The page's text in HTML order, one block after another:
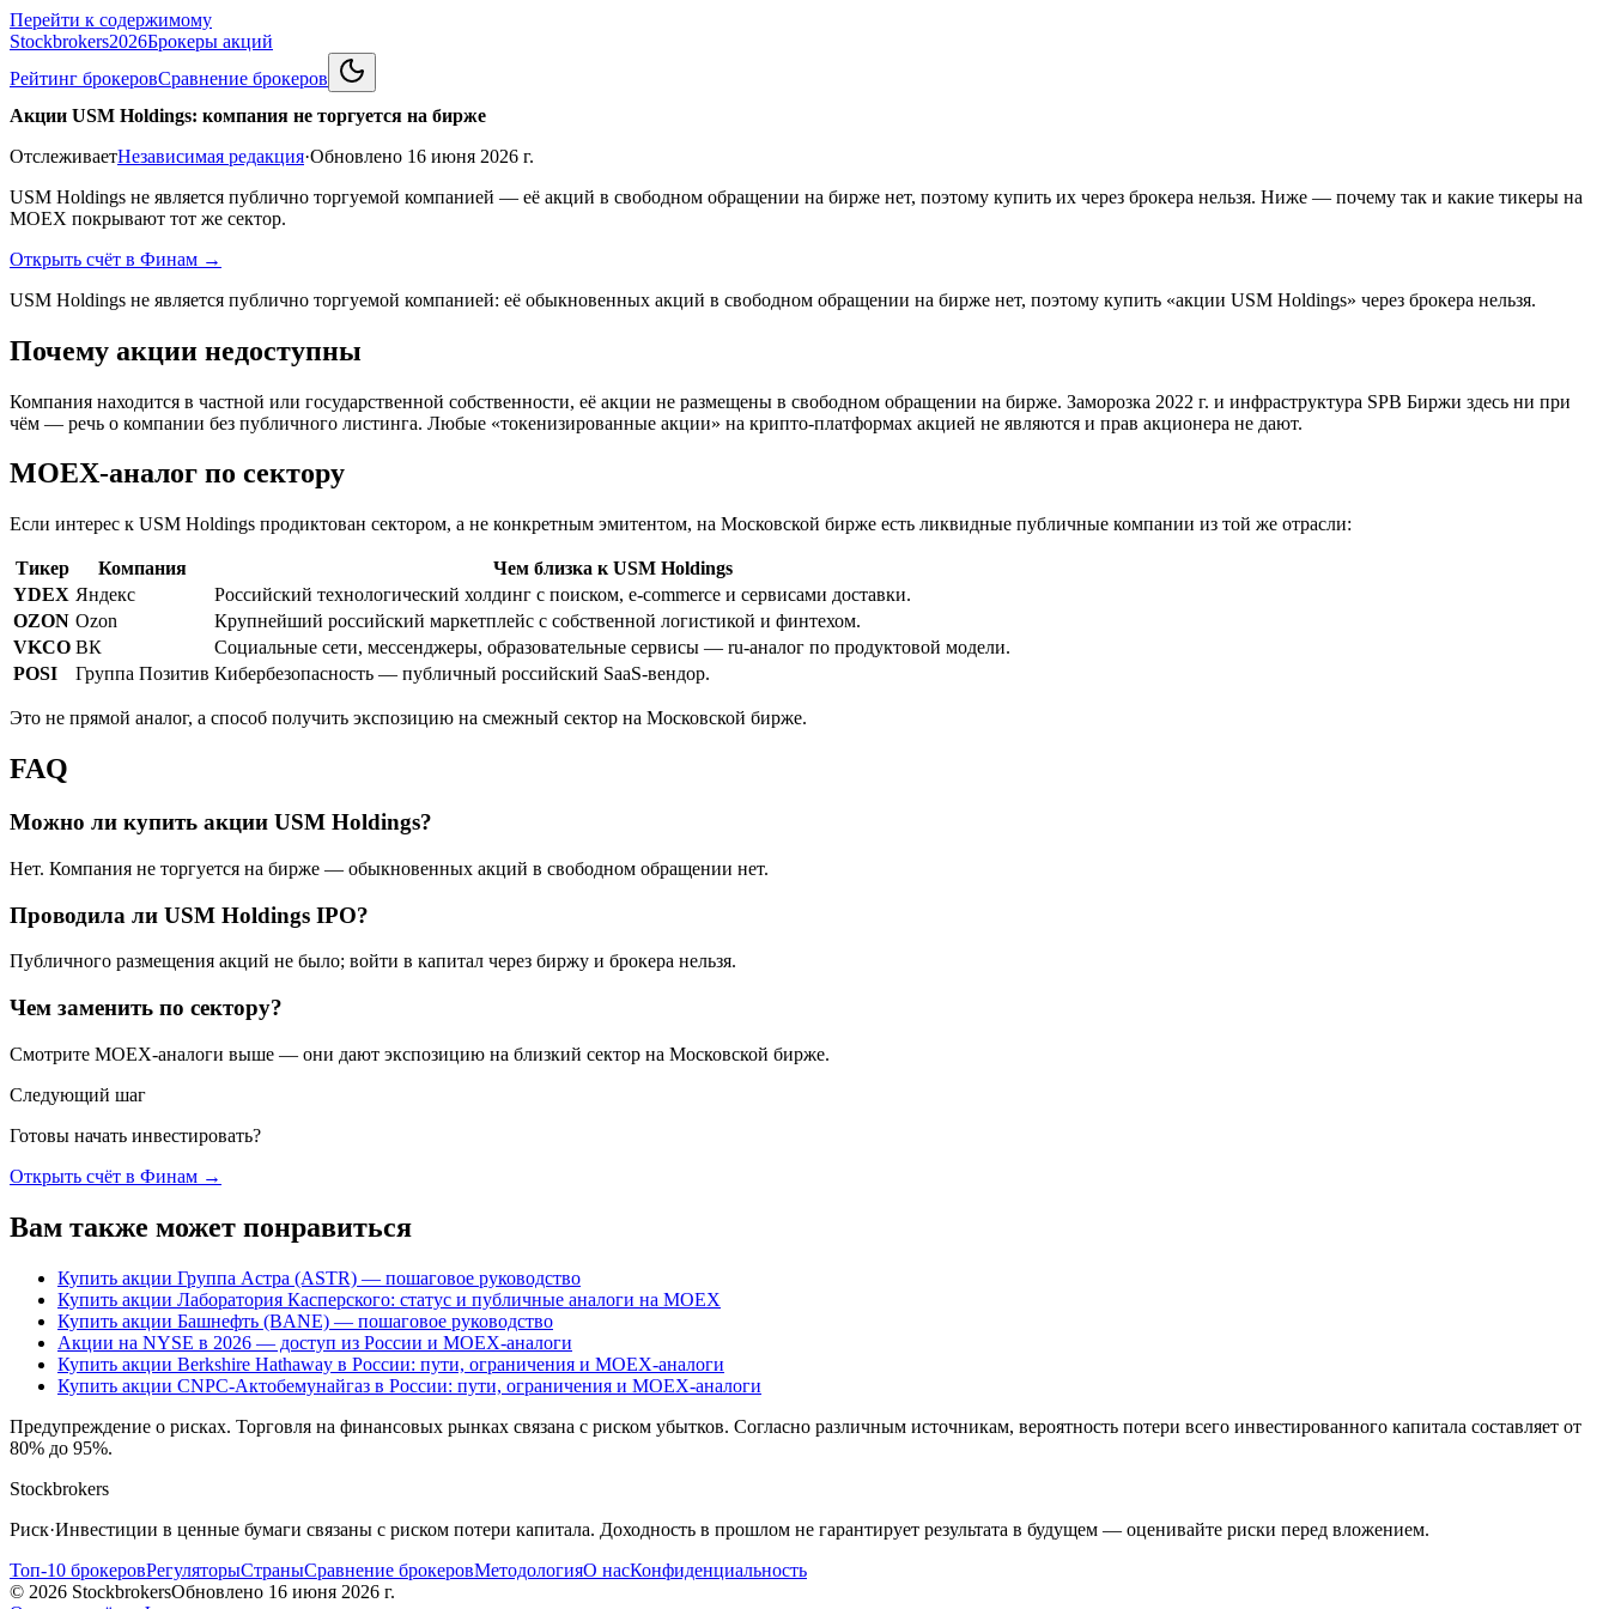
Перейти к содержимому
Stockbrokers2026Брокеры акций
Рейтинг брокеровСравнение брокеров
Акции USM Holdings: компания не торгуется на бирже
ОтслеживаетНезависимая редакция·Обновлено 16 июня 2026 г.
USM Holdings не является публично торгуемой компанией — её акций в свободном обращении на бирже нет, поэтому купить их через брокера нельзя. Ниже — почему так и какие тикеры на
MOEX покрывают тот же сектор.
Открыть счёт в Финам →
USM Holdings не является публично торгуемой компанией: её обыкновенных акций в свободном обращении на бирже нет, поэтому купить «акции USM Holdings» через брокера нельзя.
Почему акции недоступны
Компания находится в частной или государственной собственности, её акции не размещены в свободном обращении на бирже. Заморозка 2022 г. и инфраструктура SPB Биржи здесь ни при
чём — речь о компании без публичного листинга. Любые «токенизированные акции» на крипто-платформах акцией не являются и прав акционера не дают.
MOEX-аналог по сектору
Если интерес к USM Holdings продиктован сектором, а не конкретным эмитентом, на Московской бирже есть ликвидные публичные компании из той же отрасли:
Тикер Компания
Чем близка к USM Holdings
YDEX Яндекс
Российский технологический холдинг с поиском, e-commerce и сервисами доставки.
OZON Ozon
Крупнейший российский маркетплейс с собственной логистикой и финтехом.
VKCO ВК
Социальные сети, мессенджеры, образовательные сервисы — ru-аналог по продуктовой модели.
POSI
Группа Позитив Кибербезопасность — публичный российский SaaS-вендор.
Это не прямой аналог, а способ получить экспозицию на смежный сектор на Московской бирже.
FAQ
Можно ли купить акции USM Holdings?
Нет. Компания не торгуется на бирже — обыкновенных акций в свободном обращении нет.
Проводила ли USM Holdings IPO?
Публичного размещения акций не было; войти в капитал через биржу и брокера нельзя.
Чем заменить по сектору?
Смотрите MOEX-аналоги выше — они дают экспозицию на близкий сектор на Московской бирже.
Следующий шаг
Готовы начать инвестировать?
Открыть счёт в Финам →
Вам также может понравиться
Купить акции Группа Астра (ASTR) — пошаговое руководство
Купить акции Лаборатория Касперского: статус и публичные аналоги на MOEX
Купить акции Башнефть (BANE) — пошаговое руководство
Акции на NYSE в 2026 — доступ из России и MOEX-аналоги
Купить акции Berkshire Hathaway в России: пути, ограничения и MOEX-аналоги
Купить акции CNPC-Актобемунайгаз в России: пути, ограничения и MOEX-аналоги
Предупреждение о рисках. Торговля на финансовых рынках связана с риском убытков. Согласно различным источникам, вероятность потери всего инвестированного капитала составляет от
80% до 95%.
Stockbrokers
Риск·Инвестиции в ценные бумаги связаны с риском потери капитала. Доходность в прошлом не гарантирует результата в будущем — оценивайте риски перед вложением.
Топ-10 брокеровРегуляторыСтраныСравнение брокеровМетодологияО насКонфиденциальность
© 2026 StockbrokersОбновлено 16 июня 2026 г.